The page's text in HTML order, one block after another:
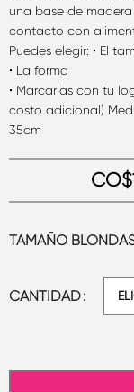
una base de
contacto con
Puedes elegir: • El
• La forma
• Marcarlas con tu
costo adicional)
35cm
CO$
TAMAÑO
CANTIDAD